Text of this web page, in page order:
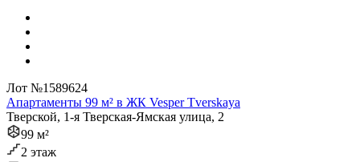
Лот №1589624
Апартаменты 99 м² в ЖК Vesper Tverskaya
Тверской, 1-я Тверская-Ямская улица, 2
99 м²
2 этаж